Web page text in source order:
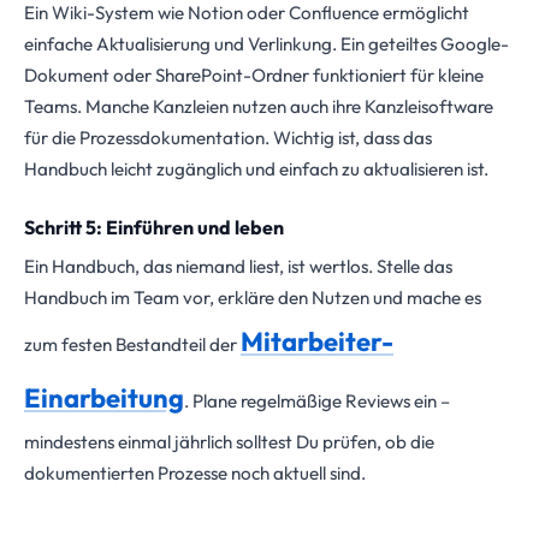
Ein Wiki-System wie Notion oder Confluence ermöglicht
einfache Aktualisierung und Verlinkung. Ein geteiltes Google-
Dokument oder SharePoint-Ordner funktioniert für kleine
Teams. Manche Kanzleien nutzen auch ihre Kanzleisoftware
für die Prozessdokumentation. Wichtig ist, dass das
Handbuch leicht zugänglich und einfach zu aktualisieren ist.
Schritt 5: Einführen und leben
Ein Handbuch, das niemand liest, ist wertlos. Stelle das
Handbuch im Team vor, erkläre den Nutzen und mache es
zum festen Bestandteil der Mitarbeiter-
Einarbeitung. Plane regelmäßige Reviews ein –
mindestens einmal jährlich solltest Du prüfen, ob die
dokumentierten Prozesse noch aktuell sind.